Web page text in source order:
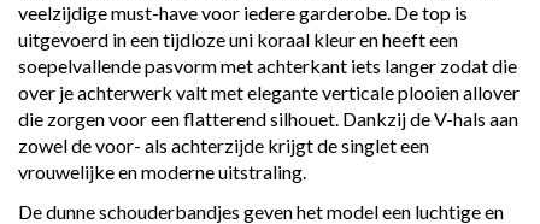
veelzijdige must-have voor iedere garderobe. De top is
uitgevoerd in een tijdloze uni koraal kleur en heeft een
soepelvallende pasvorm met achterkant iets langer zodat die
over je achterwerk valt met elegante verticale plooien allover
die zorgen voor een flatterend silhouet. Dankzij de V-hals aan
zowel de voor- als achterzijde krijgt de singlet een
vrouwelijke en moderne uitstraling.
De dunne schouderbandjes geven het model een luchtige en